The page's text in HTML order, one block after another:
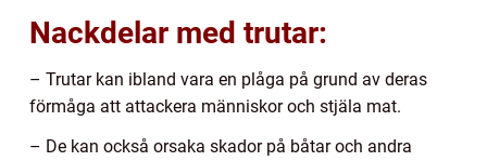
Nackdelar med trutar:
– Trutar kan ibland vara en plåga på grund av deras
förmåga att attackera människor och stjäla mat.
– De kan också orsaka skador på båtar och andra